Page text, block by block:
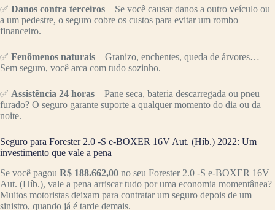
✅ Danos contra terceiros – Se você causar danos a outro veículo ou
a um pedestre, o seguro cobre os custos para evitar um rombo
financeiro.
✅ Fenômenos naturais – Granizo, enchentes, queda de árvores…
Sem seguro, você arca com tudo sozinho.
✅ Assistência 24 horas – Pane seca, bateria descarregada ou pneu
furado? O seguro garante suporte a qualquer momento do dia ou da
noite.
Seguro para Forester 2.0 -S e-BOXER 16V Aut. (Híb.) 2022: Um
investimento que vale a pena
Se você pagou R$ 188.662,00 no seu Forester 2.0 -S e-BOXER 16V
Aut. (Híb.), vale a pena arriscar tudo por uma economia momentânea?
Muitos motoristas deixam para contratar um seguro depois de um
sinistro, quando já é tarde demais.